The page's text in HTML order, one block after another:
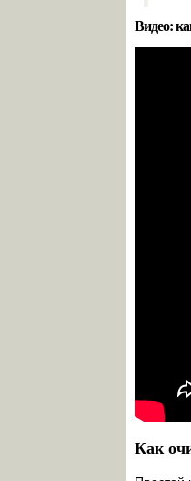
Видео:
Как